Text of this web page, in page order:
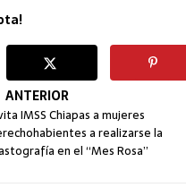
ANTERIOR
IMSS Chiapas a mujeres
a realizarse la
en el “Mes Rosa”